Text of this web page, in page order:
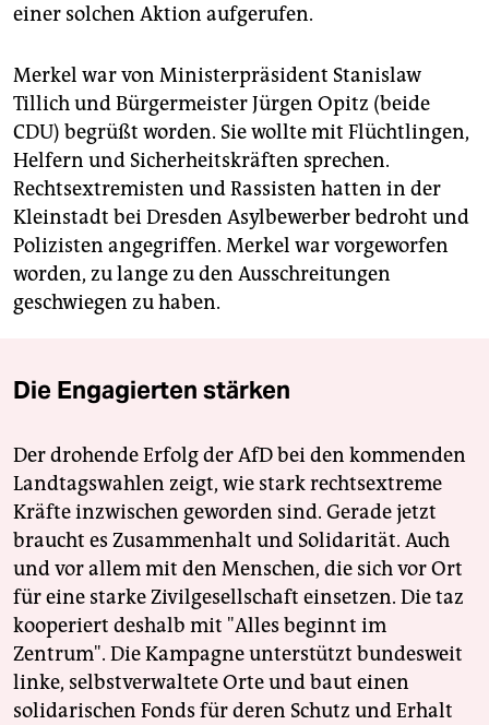
einer solchen Aktion aufgerufen.
Merkel war von Ministerpräsident Stanislaw
Tillich und Bürgermeister Jürgen Opitz (beide
CDU) begrüßt worden. Sie wollte mit Flüchtlingen,
Helfern und Sicherheitskräften sprechen.
Rechtsextremisten und Rassisten hatten in der
Kleinstadt bei Dresden Asylbewerber bedroht und
Polizisten angegriffen. Merkel war vorgeworfen
worden, zu lange zu den Ausschreitungen
geschwiegen zu haben.
Die Engagierten stärken
Der drohende Erfolg der AfD bei den kommenden
Landtagswahlen zeigt, wie stark rechtsextreme
Kräfte inzwischen geworden sind. Gerade jetzt
braucht es Zusammenhalt und Solidarität. Auch
und vor allem mit den Menschen, die sich vor Ort
für eine starke Zivilgesellschaft einsetzen. Die taz
kooperiert deshalb mit "Alles beginnt im
Zentrum". Die Kampagne unterstützt bundesweit
linke, selbstverwaltete Orte und baut einen
solidarischen Fonds für deren Schutz und Erhalt